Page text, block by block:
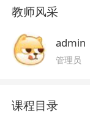
教师风采
admin
管理员
课程目录